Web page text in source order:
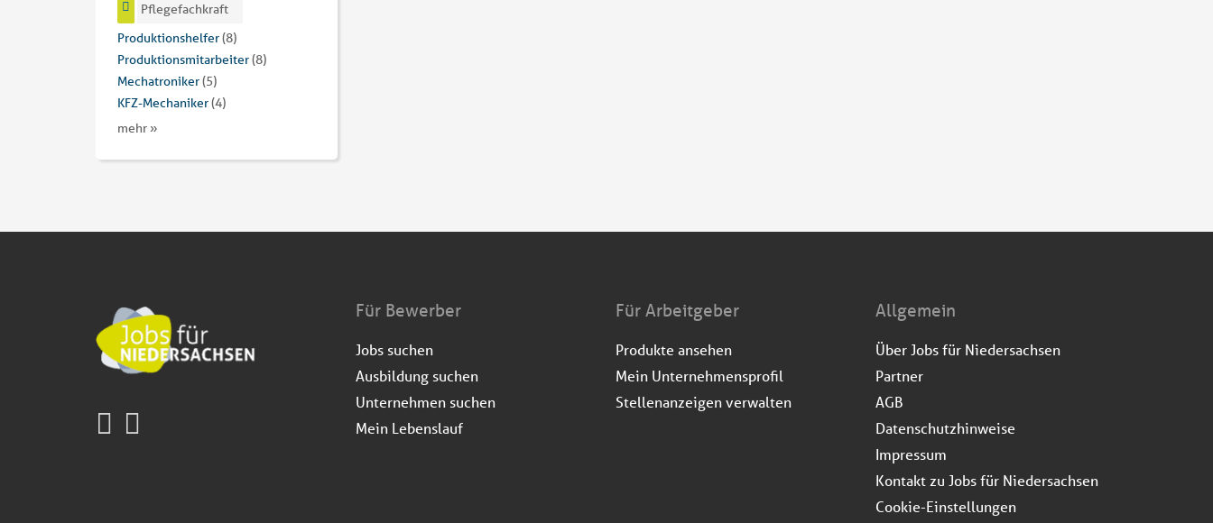
Pflegefachkraft
Produktionshelfer(8)
Produktionsmitarbeiter(8)
Mechatroniker(5)
KFZ-Mechaniker(4)
mehr »
Für Bewerber
Jobs suchen
Ausbildung suchen
Unternehmen suchen
Mein Lebenslauf
Für Arbeitgeber
Produkte ansehen
Mein Unternehmensprofil
Stellenanzeigen verwalten
Allgemein
Über Jobs für Niedersachsen
Partner
AGB
Datenschutzhinweise
Impressum
Kontakt zu Jobs für Niedersachsen
Cookie-Einstellungen